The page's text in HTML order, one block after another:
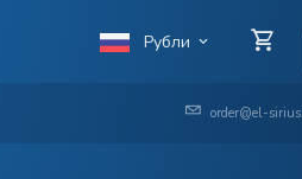
Рубли
order@el-